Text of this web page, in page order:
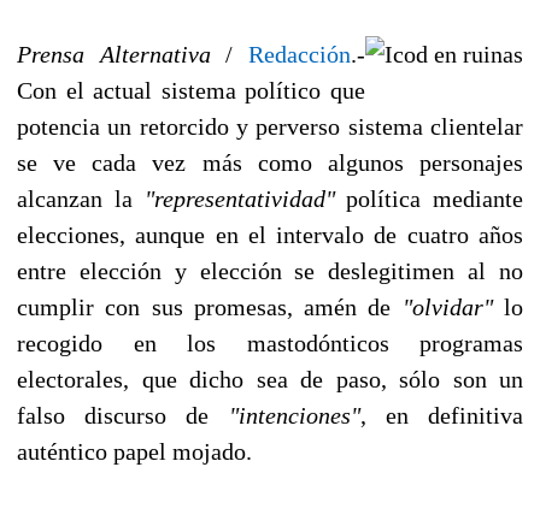
Prensa Alternativa/Redacción.-
Con el actual sistema político que
potencia un retorcido y perverso sistema clientelar
se ve cada vez más como algunos personajes
alcanzan la "representatividad"política mediante
elecciones, aunque en el intervalo de cuatro años
entre elección y elección se deslegitimen al no
cumplir con sus promesas, amén de "olvidar"lo
recogido en los mastodónticos programas
electorales, que dicho sea de paso, sólo son un
falso discurso de
"intenciones", en definitiva
auténtico papel mojado.